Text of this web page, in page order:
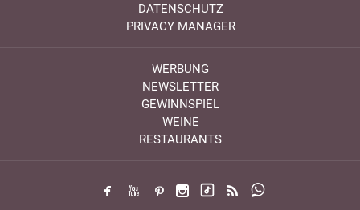
DATENSCHUTZ
PRIVACY MANAGER
WERBUNG
NEWSLETTER
GEWINNSPIEL
WEINE
RESTAURANTS